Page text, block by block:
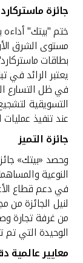
جائزة ماستركارد
ختم "بيتك"
مستوى الشرق
بطاقات
يعتبر الرائد في
في ظل التسارع
التسويقية
عند تنفيذ عمليات
جائزة التميز
وحصد «بيتك»
النوعية
في دعم قطاع
لنيل الجائزة من
من غرفة تجارة
الوحيدة التي تم
معايير عالمية